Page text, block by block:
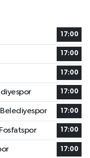
17:00
17:00
17:00
17:00
Belediyespor 17:00
17:00
17:00